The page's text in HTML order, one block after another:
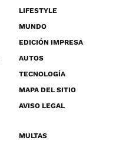
LIFESTYLE
MUNDO
EDICIÓN IMPRESA
AUTOS
TECNOLOGÍA
MAPA DEL SITIO
AVISO LEGAL
MULTAS